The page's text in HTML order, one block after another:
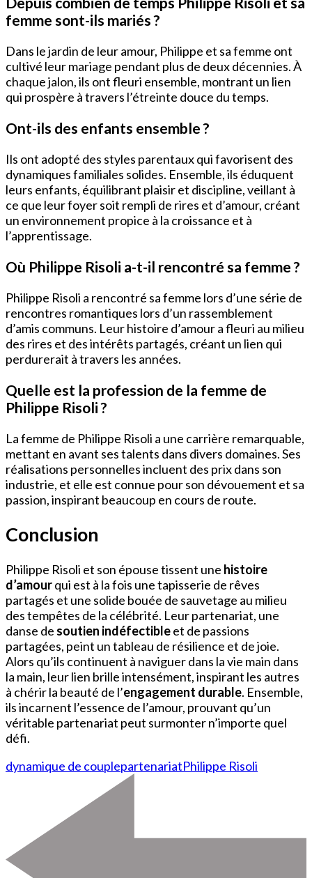
femme sont-ils mariés ?
Dans le jardin de leur amour, Philippe et sa femme ont
cultivé leur mariage pendant plus de deux décennies. À
chaque jalon, ils ont fleuri ensemble, montrant un lien
qui prospère à travers l’étreinte douce du temps.
Ont-ils des enfants ensemble ?
Ils ont adopté des styles parentaux qui favorisent des
dynamiques familiales solides. Ensemble, ils éduquent
leurs enfants, équilibrant plaisir et discipline, veillant à
ce que leur foyer soit rempli de rires et d’amour, créant
un environnement propice à la croissance et à
l’apprentissage.
Où Philippe Risoli a-t-il rencontré sa femme ?
Philippe Risoli a rencontré sa femme lors d’une série de
rencontres romantiques lors d’un rassemblement
d’amis communs. Leur histoire d’amour a fleuri au milieu
des rires et des intérêts partagés, créant un lien qui
perdurerait à travers les années.
Quelle est la profession de la femme de
Philippe Risoli ?
La femme de Philippe Risoli a une carrière remarquable,
mettant en avant ses talents dans divers domaines. Ses
réalisations personnelles incluent des prix dans son
industrie, et elle est connue pour son dévouement et sa
passion, inspirant beaucoup en cours de route.
Conclusion
Philippe Risoli et son épouse tissent une histoire
d’amourqui est à la fois une tapisserie de rêves
partagés et une solide bouée de sauvetage au milieu
des tempêtes de la célébrité. Leur partenariat, une
danse de soutien indéfectibleet de passions
partagées, peint un tableau de résilience et de joie.
Alors qu’ils continuent à naviguer dans la vie main dans
la main, leur lien brille intensément, inspirant les autres
à chérir la beauté de l’engagement durable. Ensemble,
ils incarnent l’essence de l’amour, prouvant qu’un
véritable partenariat peut surmonter n’importe quel
défi.
dynamique de couplepartenariatPhilippe Risoli